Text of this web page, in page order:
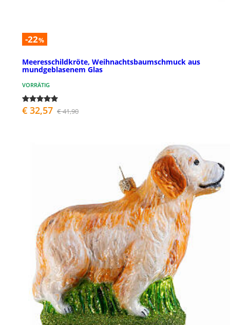
-22%
Meeresschildkröte, Weihnachtsbaumschmuck aus
mundgeblasenem Glas
VORRÄTIG
€ 32,57 € 41,90